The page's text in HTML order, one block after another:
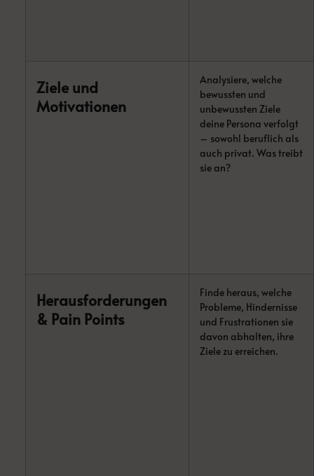
Ziele und
Motivationen
Analysiere, welche
bewussten und
unbewussten Ziele
deine Persona verfolgt
– sowohl beruflich als
auch privat. Was treibt
sie an?
Herausforderungen
& Pain Points
Finde heraus, welche
Probleme, Hindernisse
und Frustrationen sie
davon abhalten, ihre
Ziele zu erreichen.